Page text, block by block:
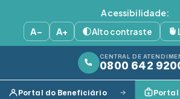
Acessibilidade:
A−
A+ Alto contraste
CENTRAL DE
0800 642
Portal do Beneficiário Portal